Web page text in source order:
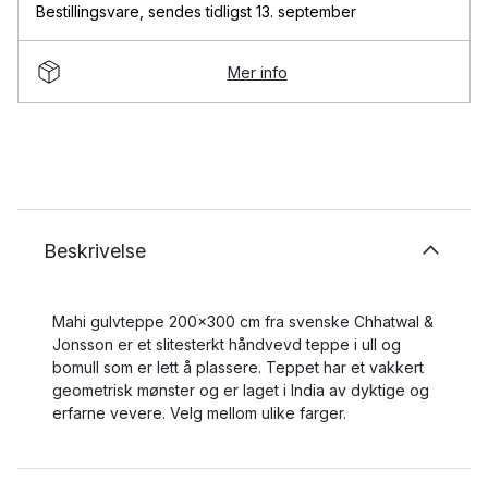
Bestillingsvare sendes tidligst 13. september
Mer info
Beskrivelse
Mahi gulvteppe 200x300 cm fra svenske Chhatwal &
Jonsson er et slitesterkt håndvevd teppe i ull og
bomull som er lett å plassere. Teppet har et vakkert
geometrisk mønster og er laget i India av dyktige og
erfarne vevere. Velg mellom ulike farger.